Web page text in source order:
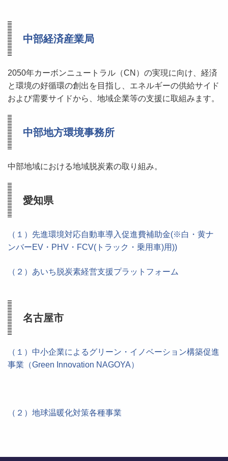
中部経済産業局
2050年カーボンニュートラル（CN）の実現に向け、経済
と環境の好循環の創出を目指し、エネルギーの供給サイド
および需要サイドから、地域企業等の支援に取組みます。
中部地方環境事務所
中部地域における地域脱炭素の取り組み。
愛知県
（１）先進環境対応自動車導入促進費補助金(※白・黄ナ
ンバーEV・PHV・FCV(トラック・乗用車)用))
（２） あいち脱炭素経営支援プラットフォーム
名古屋市
（１）中小企業によるグリーン・イノベーション構築促進
事業（Green Innovation NAGOYA）
（２）地球温暖化対策各種事業